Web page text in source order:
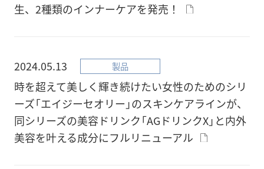
生、2種類のインナーケアを発売！
2024.05.13 製品
時を超えて美しく輝き続けたい女性のためのシリ
ーズ「エイジーセオリー」のスキンケアラインが、
同シリーズの美容ドリンク「AGドリンクX」と内外
美容を叶える成分にフルリニューアル